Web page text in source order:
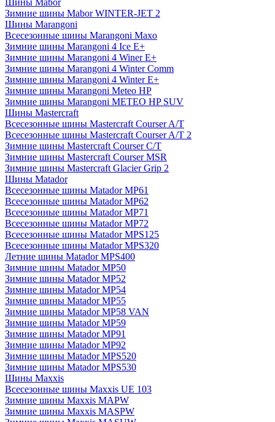
Шины Mabor
Зимние шины Mabor WINTER-JET 2
Шины Marangoni
Всесезонные шины Marangoni Maxo
Зимние шины Marangoni 4 Ice E+
Зимние шины Marangoni 4 Winer E+
Зимние шины Marangoni 4 Winter Comm
Зимние шины Marangoni 4 Winter E+
Зимние шины Marangoni Meteo HP
Зимние шины Marangoni METEO HP SUV
Шины Mastercraft
Всесезонные шины Mastercraft Courser A/T
Всесезонные шины Mastercraft Courser A/T 2
Зимние шины Mastercraft Courser C/T
Зимние шины Mastercraft Courser MSR
Зимние шины Mastercraft Glacier Grip 2
Шины Matador
Всесезонные шины Matador MP61
Всесезонные шины Matador MP62
Всесезонные шины Matador MP71
Всесезонные шины Matador MP72
Всесезонные шины Matador MPS125
Всесезонные шины Matador MPS320
Летние шины Matador MPS400
Зимние шины Matador MP50
Зимние шины Matador MP52
Зимние шины Matador MP54
Зимние шины Matador MP55
Зимние шины Matador MP58 VAN
Зимние шины Matador MP59
Зимние шины Matador MP91
Зимние шины Matador MP92
Зимние шины Matador MPS520
Зимние шины Matador MPS530
Шины Maxxis
Всесезонные шины Maxxis UE 103
Зимние шины Maxxis MAPW
Зимние шины Maxxis MASPW